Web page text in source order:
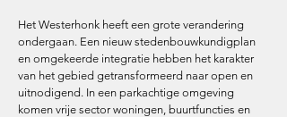
Het Westerhonk heeft een grote verandering
ondergaan. Een nieuw stedenbouwkundigplan
en omgekeerde integratie hebben het karakter
van het gebied getransformeerd naar open en
uitnodigend. In een parkachtige omgeving
komen vrije sector woningen, buurtfuncties en